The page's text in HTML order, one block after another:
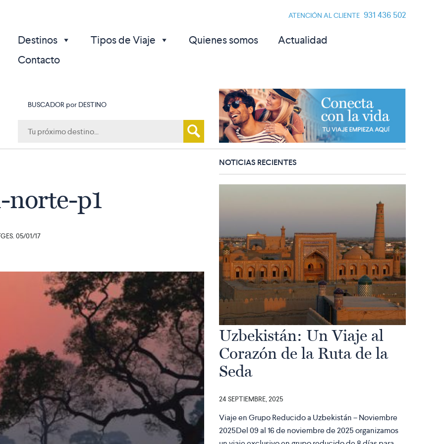
ATENCIÓN AL CLIENTE 931 436 502
Destinos Tipos de Viaje Quienes somos
Actualidad
Contacto
BUSCADOR por DESTINO
p
p1
05/01/17
NOTICIAS RECIENTES
Uzbekistán: Un Viaje al
Corazón de la Ruta de la
Seda
24 SEPTIEMBRE, 2025
Viaje en Grupo Reducido a Uzbekistán – Noviembre
2025Del 09 al 16 de noviembre de 2025 organizamos